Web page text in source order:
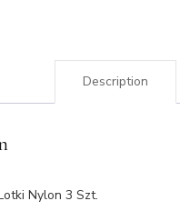
Description
Nylon 3 Szt.